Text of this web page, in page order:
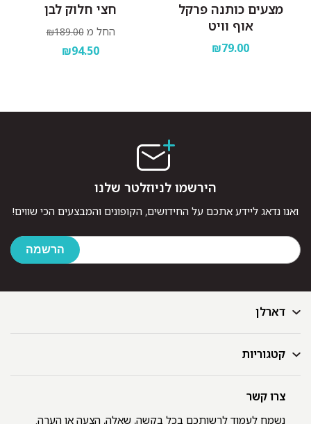
מצעים כותנה פרקל
אוף וויט
₪79.00
חצי חלוק לבן
החל מ ₪189.00
₪94.50
דארלן
דף הבית
GIFT CARD
רשימת חנויות
קטגוריות
מצעים
מגבות
צרו קשר
נשמח לעמוד לרשותכם בכל בקשה, שאלה, הצעה או הערה.
הירשמו לניוזלטר שלנו
ואנו נדאג ליידע אתכם על החידושים, הקופונים והמבצעים הכי שווים!